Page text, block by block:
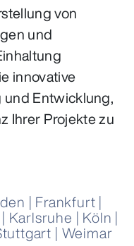
von
und
innovative
Entwicklung,
Ihrer Projekte zu
| Frankfurt |
| Karlsruhe | Köln |
| Weimar